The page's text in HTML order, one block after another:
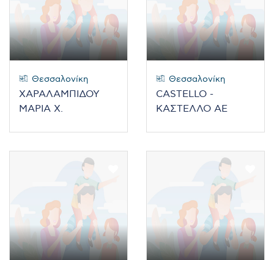
Θεσσαλονίκη
ΧΑΡΑΛΑΜΠΙΔΟΥ
ΜΑΡΙΑ Χ.
Θεσσαλονίκη
CASTELLO -
ΚΑΣΤΕΛΛΟ ΑΕ